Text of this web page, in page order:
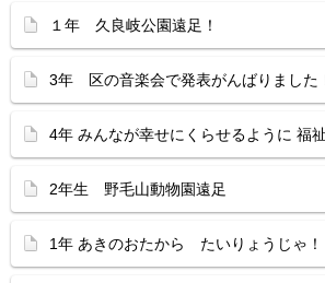
１年 久良岐公園遠足！
3年 区の音楽会で発表がんばりました
4年 みんなが幸せにくらせるように 福
2年生 野毛山動物園遠足
1年 あきのおたから たいりょうじゃ！